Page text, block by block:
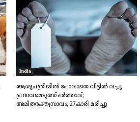
India
ആശുപത്രിയിൽ പോവാതെ വീട്ടിൽ വച്ചു
പ്രസവമെടുത്ത് ഭർത്താവ്;
അമിതരക്തസ്രാവം, 27കാരി മരിച്ചു